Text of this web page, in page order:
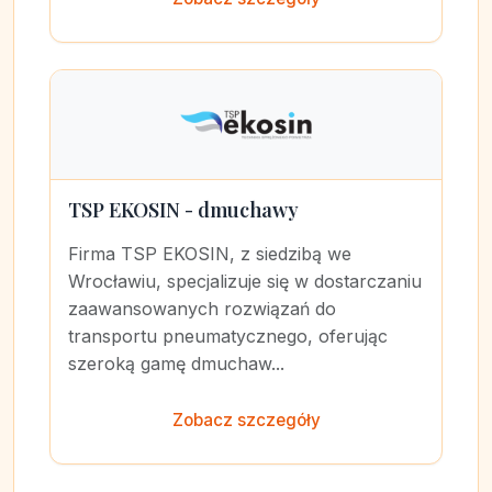
TSP EKOSIN - dmuchawy
Firma TSP EKOSIN, z siedzibą we
Wrocławiu, specjalizuje się w dostarczaniu
zaawansowanych rozwiązań do
transportu pneumatycznego, oferując
szeroką gamę dmuchaw...
Zobacz szczegóły